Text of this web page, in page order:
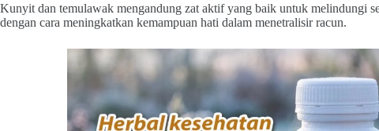
Kunyit dan temulawak mengandung zat aktif yang baik untuk melindungi
dengan cara meningkatkan kemampuan hati dalam menetralisir racun.